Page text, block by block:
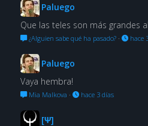
Paluego
Que las teles son más grandes
¿Alguien sabe qué ha pasado?· hace
Paluego
Vaya hembra!
Mia Malkova · hace 3 días
[Ψ]